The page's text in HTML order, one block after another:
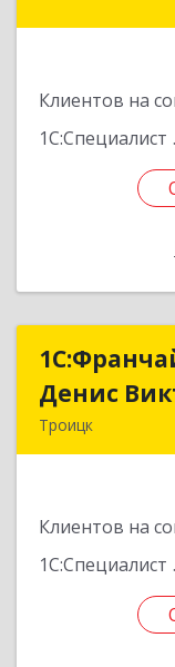
Клиентов на
1С:Специалист
Денис
Троицк
Клиентов на
1С:Специалист